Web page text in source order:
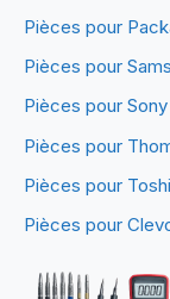
Pièces pour
Pièces pour
Pièces pour Sony
Pièces pour
Pièces pour
Pièces pour